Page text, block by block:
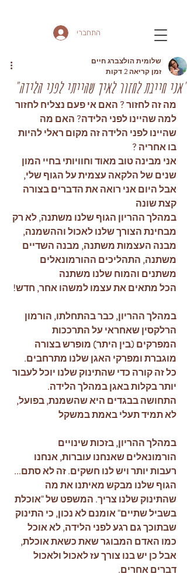
התחברי
"אני חייבת לחזור לאיך שהייתי לפני הלידה"
שלומית הולצברג חיים
זמן קריאה 2 דקות
מה זה לחזור ? האם אי פעם נצליח לחזור
למה שהיינו לפני הלידה? האם מה
שהיינו לפני הלידה זה מקום ראלי להיות
בו אחריה ?
אני מבינה טוב מאוד וחוויותי בחיי המון
שנים של הלקאה עצמית על הגוף שלי,
אבל היום אני רואה את הדברים בצורה
קצת שונה
במהלך ההריון הגוף שלנו משתנה, לא רק
מבחינת הצורך שלנו לאכול וההשמנה,
מבנה העצמות משתנה, מבנה השדיים
משתנה, התהליכים ההורמונאלים
משתנים והמוח שלנו משתנה
הכל מתאים את עצמו למשהו אחר, חדש!
במהלך ההריון, כבר בהתחלתו, הורמון
הרלקסין שאחראי על התרככות
המפרקים (בין היתר) מופרש בצורה
מוגברת ומפרקי האגן שלנו מתרחבים.
כל זה קורה כדי שהתינוק שלנו יוכל לעבור
יותר בקלות באגן במהלך הלידה.
התחושה בבגדים היא שהשמנת, בפועל,
לא תמיד תעלי באמת במשקל
במהלך ההריון, בזכות שינויים
הורמונאלים שאנחנו עוברות, אנחנו
רעבות יותר ויש לנו חשקים. זה לא סתם...
הגוף שלנו מבקש מאיתנו את מה
שהתינוק שלנו צריך. המשפט של "אוכלת
בשביל שתיים" אומנם לא נכון, כי התינוק
שבתוכך גם רגע לפני הלידה, לא אוכל
כמו האדם המבוגר שאת כשאת אוכלת,
אבל כן יש בנו צורך עז לאכול ולאכול
דברים אחרים.